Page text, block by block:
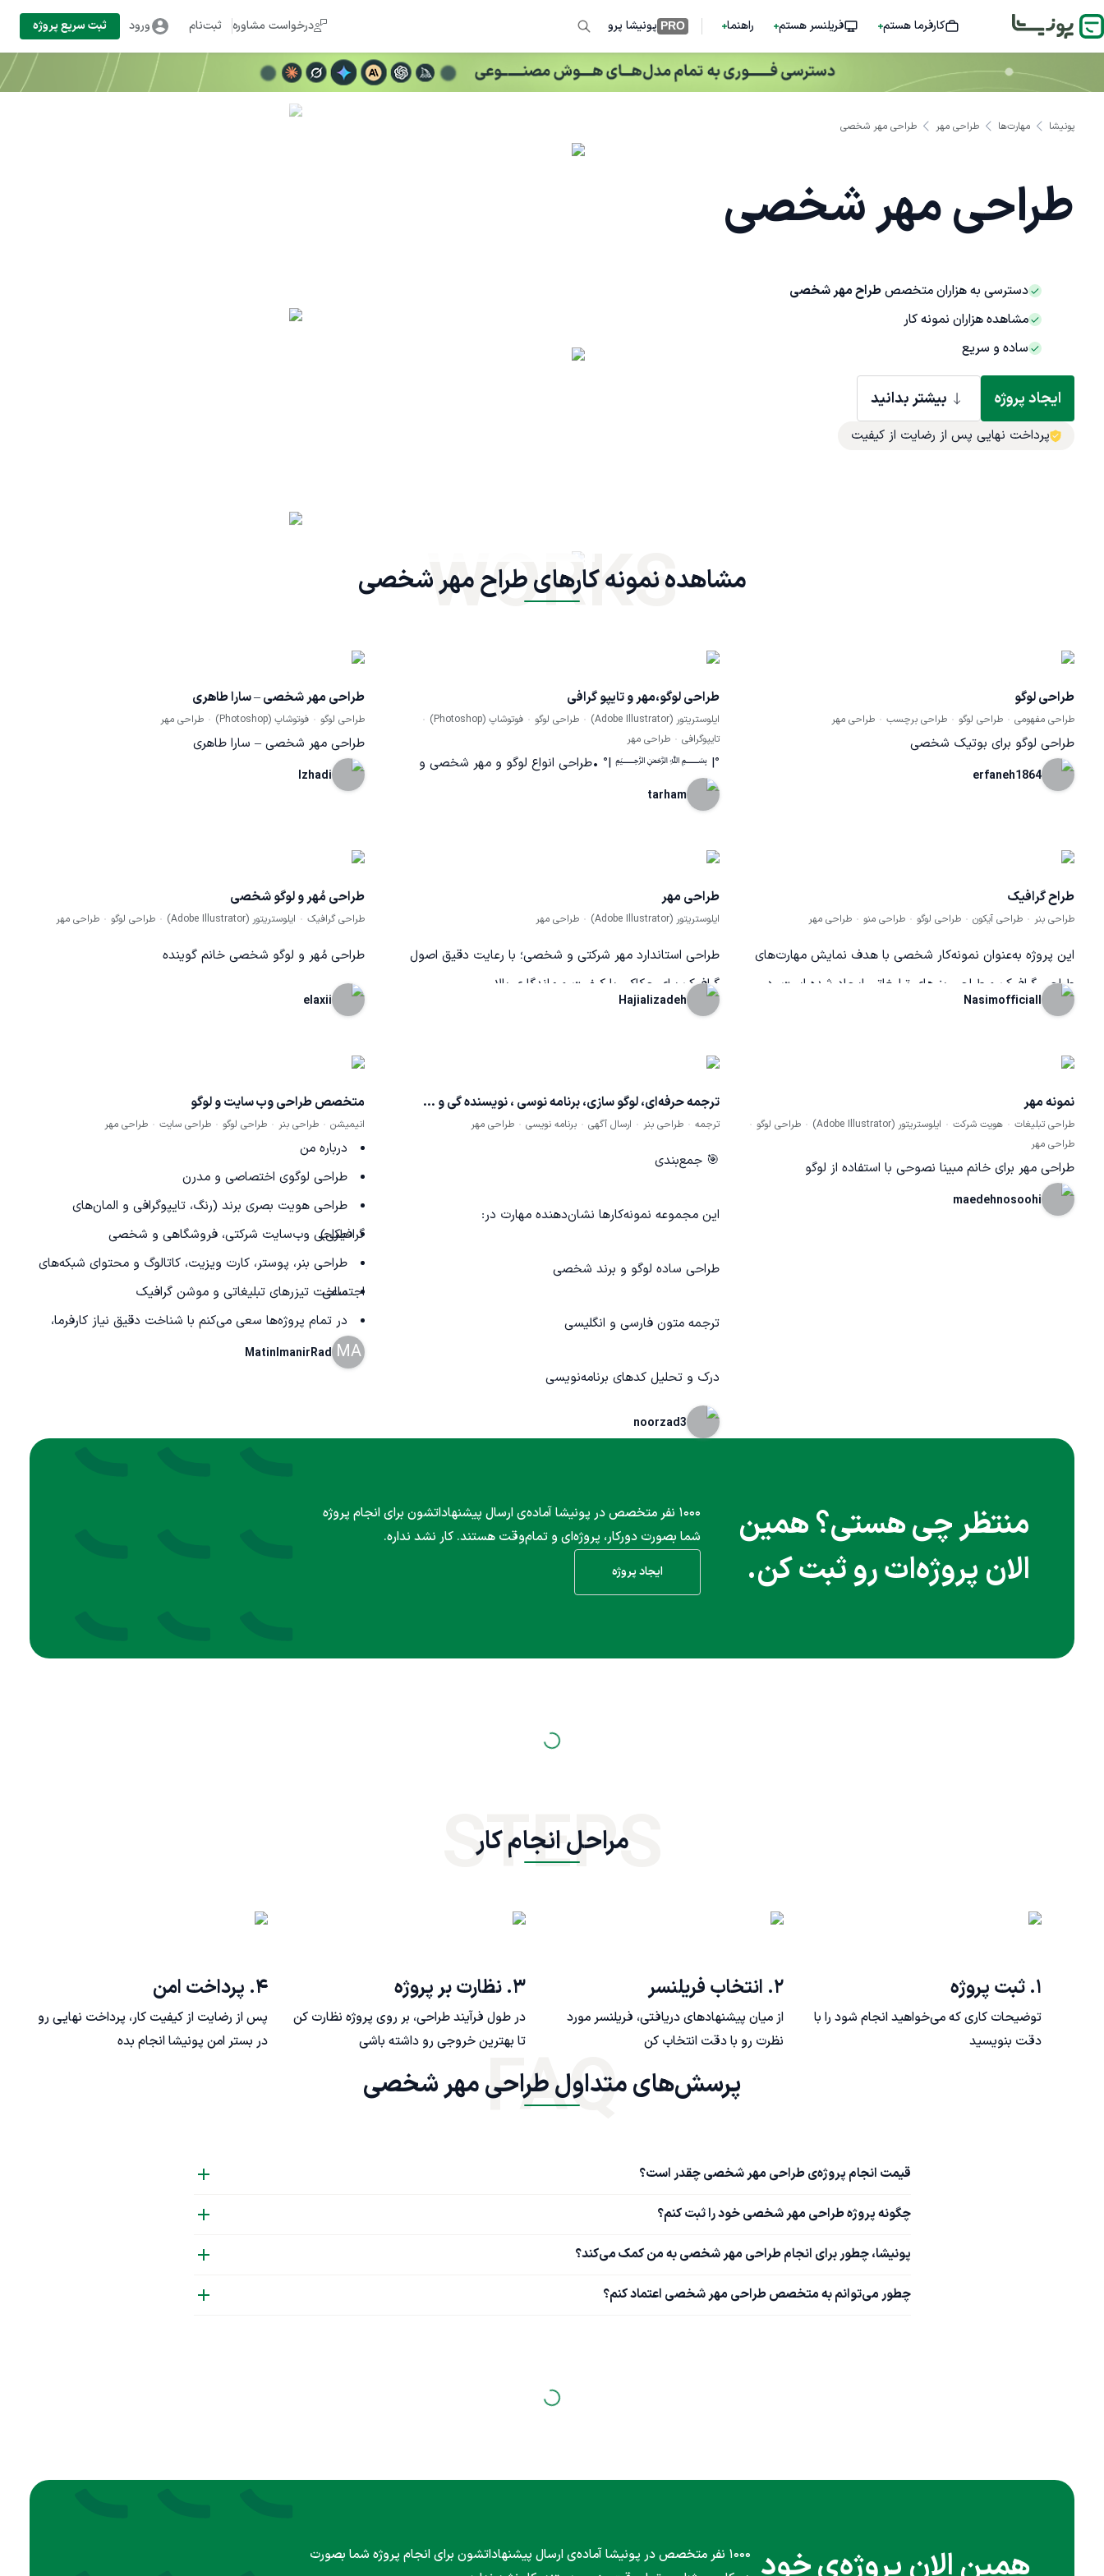
کارفرما هستم فریلنسر هستم راهنما PRO پونیشا پرو درخواست مشاوره ثبت‌نام ورود ثبت سریع پروژه
پونیشا مهارت‌ها طراحی مهر طراحی مهر شخصی
طراحی مهر شخصی
دسترسی به هزاران متخصصطراح مهر شخصی
مشاهده هزاران نمونه کار
ساده و سریع
ایجاد پروژه بیشتر بدانید
پرداخت نهایی پس از رضایت از کیفیت
مشاهده نمونه کارهای طراح مهر شخصی
WORKS
طراحی لوگو
طراحی مفهومی طراحی لوگو طراحی برچسب طراحی مهر
طراحی لوگو برای بوتیک شخصی
erfaneh1864
طراحی لوگو،مهر و تایپو گرافی
ایلوستریتور (Adobe Illustrator) طراحی لوگو
فوتوشاپ (Photoshop)
تایپوگرافی
طراحی مهر
°| ﷽ |° •طراحی انواع لوگو و مهر شخصی و
tarham
طراحی مهر شخصی – سارا طاهری
طراحی لوگو فوتوشاپ (Photoshop) طراحی مهر
طراحی مهر شخصی – سارا طاهری
Izhadi
طراح گرافیک
طراحی بنر طراحی آیکون طراحی لوگو طراحی منو طراحی مهر
این پروژه به‌عنوان نمونه‌کار شخصی با هدف نمایش مهارت‌های
طراحی گرافیک و طراحی بنرهای تبلیغاتی ایجاد شده است. در
طراحی این اثر از اصول طراحی مدرن، ترکیب رنگ حرفه‌ای،
جذاب و تاثیرگذار تولید شود. هدف از این نمونه‌کار نمایش
توانایی طراحی انواع بنرهای تبلیغاتی، کاور شبکه‌های اجتماعی و
تصاویر تبلیغاتی با کیفیت بالا است.
Nasimofficiall
طراحی مهر
ایلوستریتور (Adobe Illustrator) طراحی مهر
طراحی استاندارد مهر شرکتی و شخصی؛ با رعایت دقیق اصول
گرافیک برای حکاکی با کیفیت و ماندگاری بالا
Hajializadeh
طراحی مُهر و لوگو شخصی
طراحی گرافیک ایلوستریتور (Adobe Illustrator) طراحی لوگو طراحی مهر
طراحی مُهر و لوگو شخصی خانم گوینده
elaxii
نمونه مهر
طراحی تبلیغات هویت شرکت ایلوستریتور (Adobe Illustrator)
طراحی لوگو
طراحی مهر
طراحی مهر برای خانم مبینا نصوحی با استفاده از لوگو
maedehnosoohi
ترجمه حرفه‌ای، لوگو سازی، برنامه نوسی ، نویسنده گی و ...
ترجمه طراحی بنر ارسال آگهی برنامه نویسی طراحی مهر
🎯 جمع‌بندی
این مجموعه نمونه‌کارها نشان‌دهنده مهارت در:
طراحی ساده لوگو و برند شخصی
ترجمه متون فارسی و انگلیسی
درک و تحلیل کدهای برنامه‌نویسی
noorzad3
متخصص طراحی وب سایت و لوگو
انیمیشن طراحی بنر طراحی لوگو طراحی سایت طراحی مهر
درباره من
طراحی لوگوی اختصاصی و مدرن
طراحی هویت بصری برند (رنگ، تایپوگرافی و المان‌های
گرافیکی)
طراحی وب‌سایت شرکتی، فروشگاهی و شخصی
طراحی بنر، پوستر، کارت ویزیت، کاتالوگ و محتوای شبکه‌های
اجتماعی
ساخت تیزرهای تبلیغاتی و موشن گرافیک
در تمام پروژه‌ها سعی می‌کنم با شناخت دقیق نیاز کارفرما،
طرحی خلاقانه، کاربردی و منحصربه‌فرد ارائه دهم. کیفیت اجرا،
MA
MatinImanirRad
منتظر چی هستی؟ همین
الان پروژه‌ات رو ثبت کن.
۱۰۰۰ نفر متخصص در پونیشا آماده‌ی ارسال پیشنهاداتشون برای انجام پروژه
شما بصورت دورکار، پروژه‌ای و تمام‌وقت هستند. کار نشد نداره.
ایجاد پروژه
مراحل انجام کار
STEPS
۱. ثبت پروژه
توضیحات کاری که می‌خواهید انجام شود را با
دقت بنویسید
۲. انتخاب فریلنسر
از میان پیشنهادهای دریافتی، فریلنسر مورد
نظرت رو با دقت انتخاب کن
۳. نظارت بر پروژه
در طول فرآیند طراحی، بر روی پروژه نظارت کن
تا بهترین خروجی رو داشته باشی
۴. پرداخت امن
پس از رضایت از کیفیت کار، پرداخت نهایی رو
در بستر امن پونیشا انجام بده
پرسش‌های متداول طراحی مهر شخصی FAQ
قیمت انجام پروژه‌ی طراحی مهر شخصی چقدر است؟
چگونه پروژه طراحی مهر شخصی خود را ثبت کنم؟
پونیشا، چطور برای انجام طراحی مهر شخصی به من کمک می‌کند؟
چطور می‌توانم به متخصص طراحی مهر شخصی اعتماد کنم؟
همین الان پروژه‌ی خود
۱۰۰۰ نفر متخصص در پونیشا آماده‌ی ارسال پیشنهاداتشون برای انجام پروژه شما بصورت